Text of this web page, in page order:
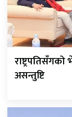
असन्तुष्टि